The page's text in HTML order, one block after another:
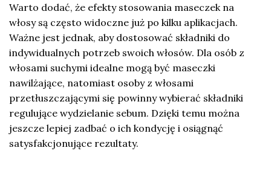
Warto dodać, że efekty stosowania maseczek na
włosy są często widoczne już po kilku aplikacjach.
Ważne jest jednak, aby dostosować składniki do
indywidualnych potrzeb swoich włosów. Dla osób z
włosami suchymi idealne mogą być maseczki
nawilżające, natomiast osoby z włosami
przetłuszczającymi się powinny wybierać składniki
regulujące wydzielanie sebum. Dzięki temu można
jeszcze lepiej zadbać o ich kondycję i osiągnąć
satysfakcjonujące rezultaty.